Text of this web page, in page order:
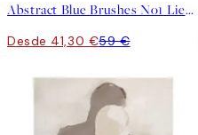
Abstract Blue Brushes No1 Lienzo
Desde 41,30 €59 €